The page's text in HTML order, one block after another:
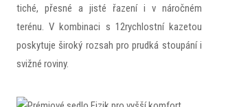
tiché, přesné a jisté řazení i v náročném
terénu. V kombinaci s 12rychlostní kazetou
poskytuje široký rozsah pro prudká stoupání i
svižné roviny.